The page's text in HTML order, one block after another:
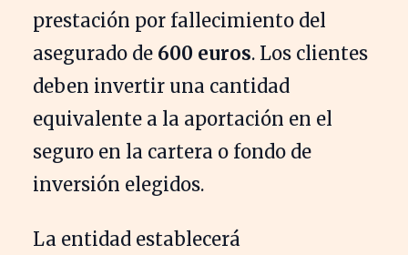
prestación por fallecimiento del
asegurado de 600 euros. Los clientes
deben invertir una cantidad
equivalente a la aportación en el
seguro en la cartera o fondo de
inversión elegidos.
La entidad establecerá